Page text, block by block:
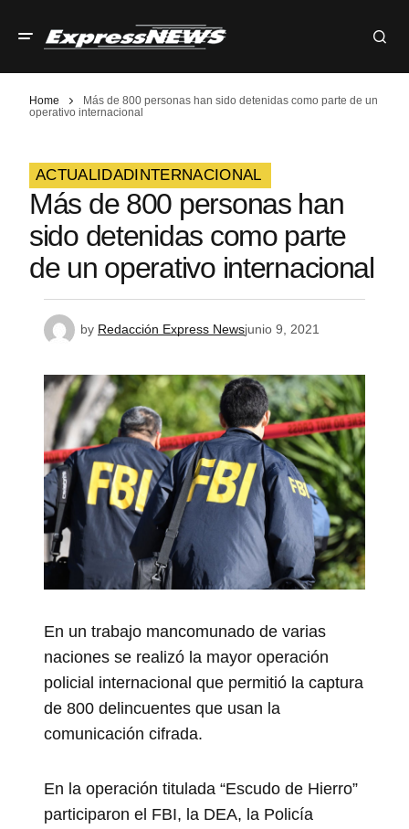
Home
Más de 800 personas han sido detenidas como parte de un
operativo internacional
ACTUALIDAD INTERNACIONAL
Más de 800 personas han
sido detenidas como parte
de un operativo internacional
by Redacción Express Newsjunio 9, 2021
En un trabajo mancomunado de varias
naciones se realizó la mayor operación
policial internacional que permitió la captura
de 800 delincuentes que usan la
comunicación cifrada.
En la operación titulada “Escudo de Hierro”
participaron el FBI, la DEA, la Policía